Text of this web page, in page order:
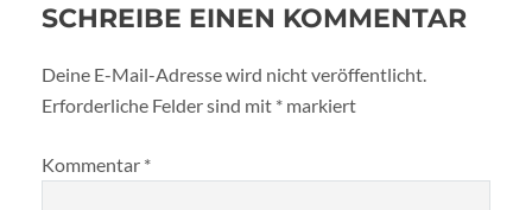
SCHREIBE EINEN KOMMENTAR
Deine E-Mail-Adresse wird nicht veröffentlicht.
Erforderliche Felder sind mit * markiert
Kommentar *